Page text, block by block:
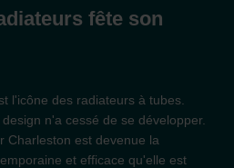
fête son
l'icône des radiateurs à tubes.
n'a cessé de se développer.
Charleston est devenue la
et efficace qu'elle est